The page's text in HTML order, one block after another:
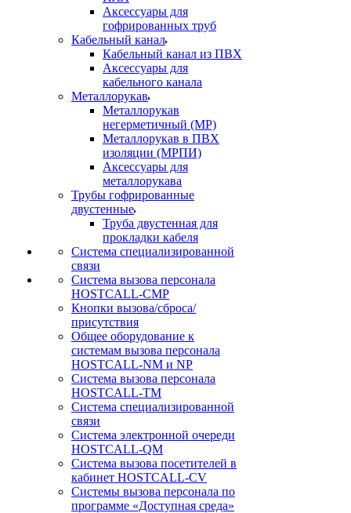
Аксессуары для
гофрированных труб
Кабельный канал
Кабельный канал из ПВХ
Аксессуары для
кабельного канала
Металлорукав
Металлорукав
негерметичный (МР)
Металлорукав в ПВХ
изоляции (МРПИ)
Аксессуары для
металлорукава
Трубы гофрированные
двустенные
Труба двустенная для
прокладки кабеля
Система специализированной
связи
Cистема вызова персонала
HOSTCALL-CMP
Кнопки вызова/сброса/
присутствия
Общее оборудование к
системам вызова персонала
HOSTCALL-NM и NP
Система вызова персонала
HOSTCALL-TM
Система специализированной
связи
Система электронной очереди
HOSTCALL-QM
Cистема вызова посетителей в
кабинет HOSTCALL-CV
Системы вызова персонала по
программе «Доступная среда»